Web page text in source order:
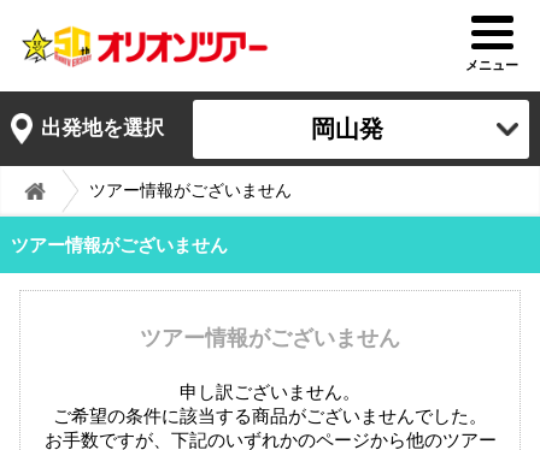
メニュー
出発地を選択 岡山発
ツアー情報がございません
ツアー情報がございません
ツアー情報がございません
申し訳ございません。
ご希望の条件に該当する商品がございませんでした。
お手数ですが、下記のいずれかのページから他のツアー